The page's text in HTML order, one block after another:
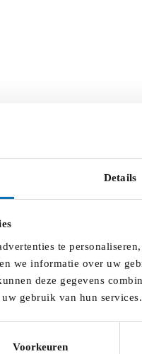
Details
te
we informatie over uw
deze gegevens
gebruik van hun services.
Voorkeuren